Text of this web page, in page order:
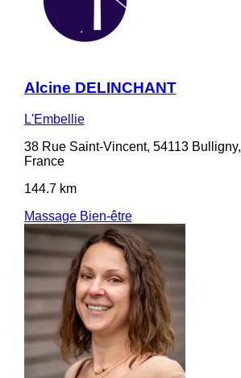
Alcine DELINCHANT
L'Embellie
38 Rue Saint-Vincent, 54113 Bulligny,
France
144.7 km
Massage Bien-être